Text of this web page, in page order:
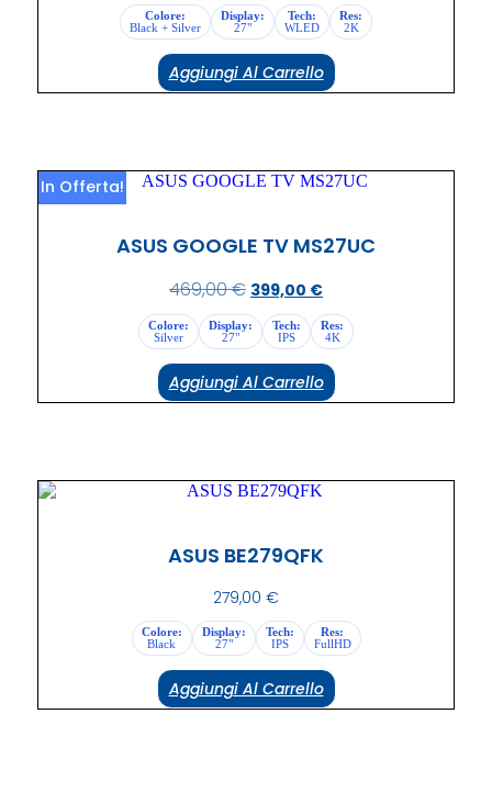
Colore:
Black + Silver
Display:
27"
Tech:
WLED
Res:
2K
Aggiungi Al Carrello
In Offerta!
ASUS GOOGLE TV MS27UC
469,00€ 399,00 €
Colore:
Silver
Display:
27"
Tech:
IPS
Res:
4K
Aggiungi Al Carrello
ASUS BE279QFK
279,00 €
Colore:
Black
Display:
27"
Tech:
IPS
Res:
FullHD
Aggiungi Al Carrello